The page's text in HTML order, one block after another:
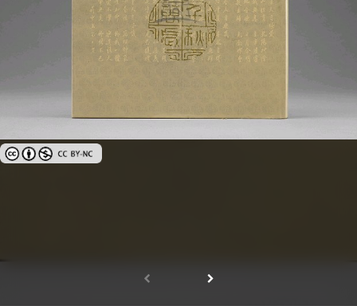
創用CC姓名標示-非商業性 3.0 台灣及其後版本(CC BY-NC 3.0 TW +)